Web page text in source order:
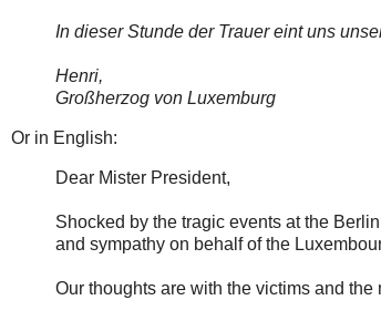
In dieser Stunde der Trauer eint uns
Henri,
Großherzog von Luxemburg
Or in English:
Dear Mister President,
Shocked by the tragic events at the
and sympathy on behalf of the
Our thoughts are with the victims and